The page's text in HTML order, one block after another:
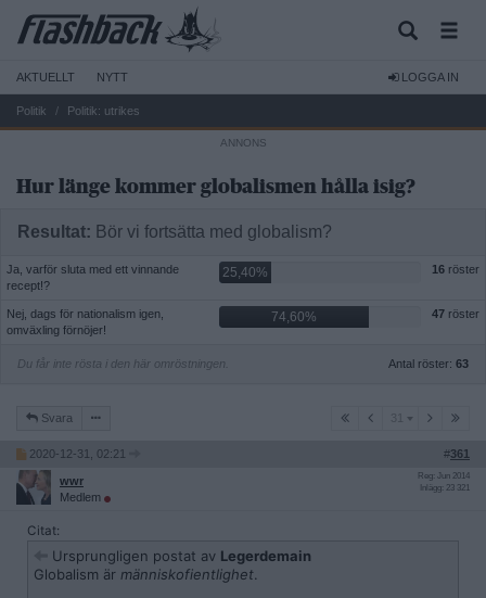
AKTUELLT NYTT LOGGA IN
Politik Politik: utrikes
Hur länge kommer globalismen hålla isig?
Resultat: Bör vi fortsätta med globalism?
Ja, varför sluta med ett vinnande
recept!?
25,40% 16 röster
Nej, dags för nationalism igen,
omväxling förnöjer!
74,60% 47 röster
Antal röster: 63
Du får inte rösta i den här omröstningen.
Svara 31
2020-12-31, 02:21 #361
wwr
Medlem
Reg: Jun 2014
Inlägg: 23 321
Citat:
Ursprungligen postat av Legerdemain
Globalism är människofientlighet